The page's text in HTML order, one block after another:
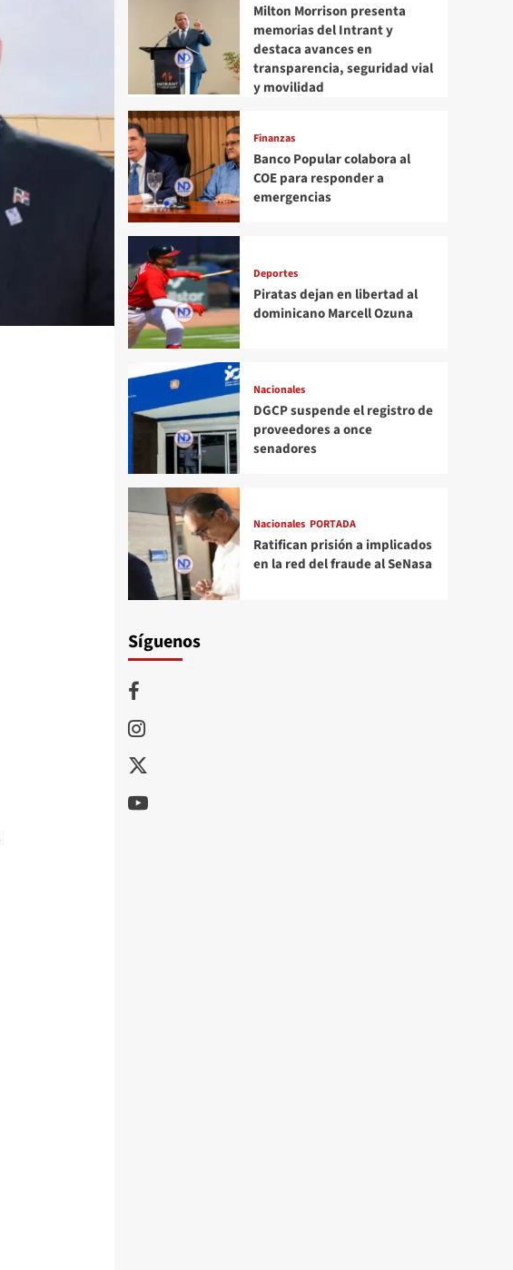
Milton Morrison presenta
memorias del Intrant y
destaca avances en
transparencia, seguridad vial
y movilidad
Finanzas
Banco Popular colabora al
COE para responder a
emergencias
Deportes
Piratas dejan en libertad al
dominicano Marcell Ozuna
Nacionales
DGCP suspende el registro de
proveedores a once
senadores
Nacionales PORTADA
Ratifican prisión a implicados
en la red del fraude al SeNasa
Síguenos